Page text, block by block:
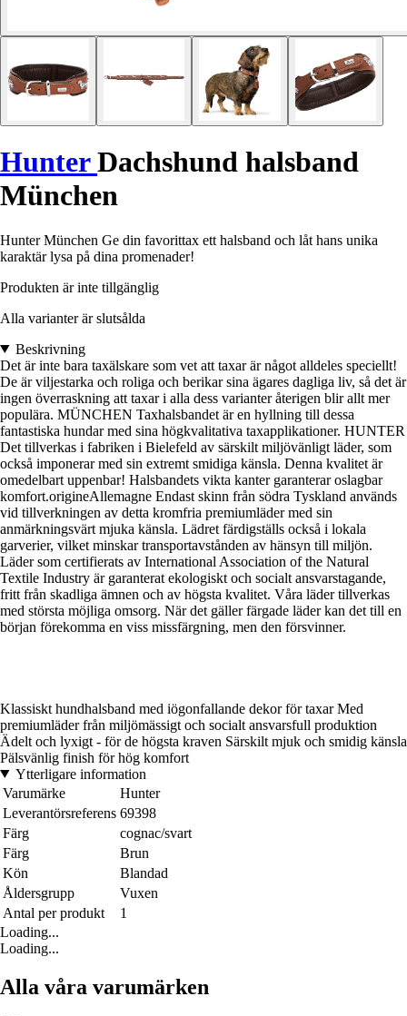
HunterDachshund halsband
München
Hunter München Ge din favorittax ett halsband och låt hans unika
karaktär lysa på dina promenader!
Produkten är inte tillgänglig
Alla varianter är slutsålda
Beskrivning
Det är inte bara taxälskare som vet att taxar är något alldeles speciellt!
De är viljestarka och roliga och berikar sina ägares dagliga liv, så det är
ingen överraskning att taxar i alla dess varianter återigen blir allt mer
populära. MÜNCHEN Taxhalsbandet är en hyllning till dessa
fantastiska hundar med sina högkvalitativa taxapplikationer. HUNTER
Det tillverkas i fabriken i Bielefeld av särskilt miljövänligt läder, som
också imponerar med sin extremt smidiga känsla. Denna kvalitet är
omedelbart uppenbar! Halsbandets vikta kanter garanterar oslagbar
komfort.origineAllemagne Endast skinn från södra Tyskland används
vid tillverkningen av detta kromfria premiumläder med sin
anmärkningsvärt mjuka känsla. Lädret färdigställs också i lokala
garverier, vilket minskar transportavstånden av hänsyn till miljön.
Läder som certifierats av International Association of the Natural
Textile Industry är garanterat ekologiskt och socialt ansvarstagande,
fritt från skadliga ämnen och av högsta kvalitet. Våra läder tillverkas
med största möjliga omsorg. När det gäller färgade läder kan det till en
början förekomma en viss missfärgning, men den försvinner.
Klassiskt hundhalsband med iögonfallande dekor för taxar Med
premiumläder från miljömässigt och socialt ansvarsfull produktion
Ädelt och lyxigt - för de högsta kraven Särskilt mjuk och smidig känsla
Pälsvänlig finish för hög komfort
Ytterligare information
Varumärke
Hunter
Leverantörsreferens 69398
Färg
cognac/svart
Färg
Brun
Kön
Blandad
Åldersgrupp
Vuxen
Antal per produkt
1
Loading...
Loading...
Alla våra varumärken